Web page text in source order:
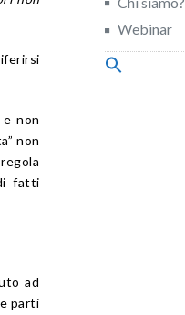
non
non
fatti
ad
parti
Webinar